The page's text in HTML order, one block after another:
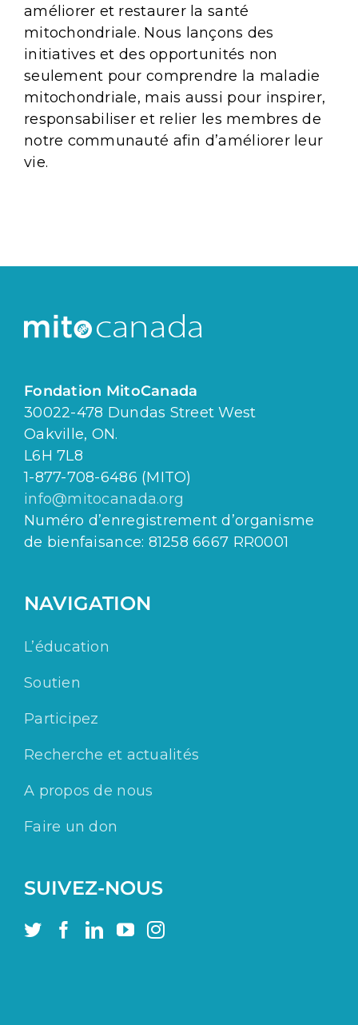
améliorer et restaurer la santé
mitochondriale. Nous lançons des
initiatives et des opportunités non
seulement pour comprendre la maladie
mitochondriale, mais aussi pour inspirer,
responsabiliser et relier les membres de
notre communauté afin d’améliorer leur
vie.
Fondation MitoCanada
30022-478 Dundas Street West
Oakville, ON.
L6H 7L8
1-877-708-6486 (MITO)
info@mitocanada.org
Numéro d’enregistrement d’organisme
de bienfaisance: 81258 6667 RR0001
NAVIGATION
L’éducation
Soutien
Participez
Recherche et actualités
A propos de nous
Faire un don
SUIVEZ-NOUS